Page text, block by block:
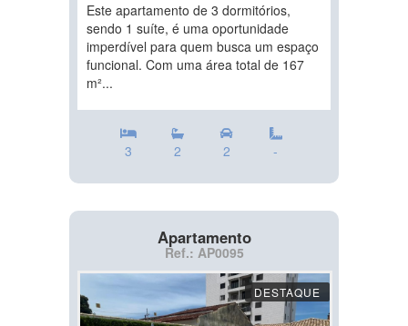
Este apartamento de 3 dormitórios,
sendo 1 suíte, é uma oportunidade
imperdível para quem busca um espaço
funcional. Com uma área total de 167
m²...
3 2 2 -
Apartamento
Ref.: AP0095
DESTAQUE